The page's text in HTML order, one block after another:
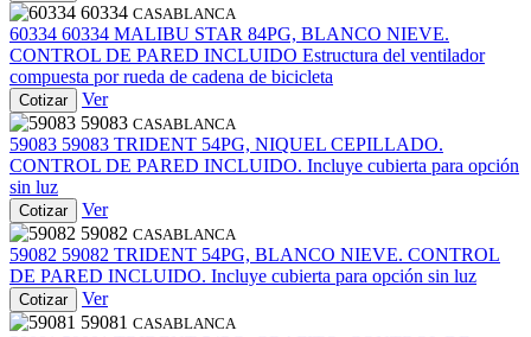
60334 CASABLANCA
60334 60334 MALIBU STAR 84PG, BLANCO NIEVE.
CONTROL DE PARED INCLUIDO Estructura del ventilador
compuesta por rueda de cadena de bicicleta
Cotizar
Ver
59083 CASABLANCA
59083 59083 TRIDENT 54PG, NIQUEL CEPILLADO.
CONTROL DE PARED INCLUIDO. Incluye cubierta para opción
sin luz
Cotizar
Ver
59082 CASABLANCA
59082 59082 TRIDENT 54PG, BLANCO NIEVE. CONTROL
DE PARED INCLUIDO. Incluye cubierta para opción sin luz
Cotizar
Ver
59081 CASABLANCA